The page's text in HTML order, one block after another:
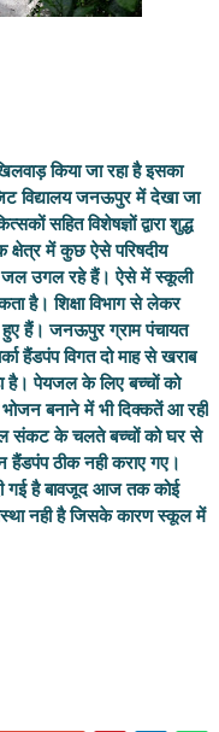
किया जा रहा है इसका
विद्यालय जनऊपुर में देखा जा
सहित विशेषज्ञों द्वारा शुद्ध
क्षेत्र में कुछ ऐसे परिषदीय
जल उगल रहे हैं। ऐसे में स्कूली
है। शिक्षा विभाग से लेकर
हुए हैं। जनऊपुर ग्राम पंचायत
हैंडपंप विगत दो माह से खराब
है। पेयजल के लिए बच्चों को
बनाने में भी दिक्कतें आ रही
संकट के चलते बच्चों को घर से
हैंडपंप ठीक नही कराए गए।
गई है बावजूद आज तक कोई
नही है जिसके कारण स्कूल में